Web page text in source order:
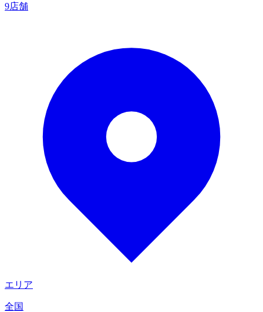
9店舗
エリア
全国